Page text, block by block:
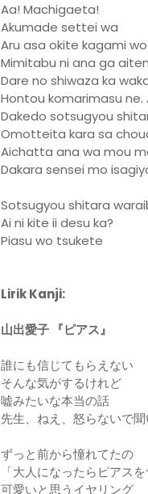
Aa! Machigaeta!
Akumade settei wa
Aru asa okite kagami
Mimitabu ni ana ga
Dare no shiwaza ka
Hontou komarimasu
Dakedo sotsugyou
Omotteita kara sa
Aichatta ana wa mou
Dakara sensei mo
Sotsugyou shitara
Ai ni kite ii desu ka?
Piasu wo tsukete
Lirik Kanji:
山出愛子 『ピアス』
誰にも信じてもらえない
そんな気がするけれど
嘘みたいな本当の話
先生、ねえ、怒らないで聞
ずっと前から憧れてたの
「大人になったらピアスを
可愛いと思うイヤリング